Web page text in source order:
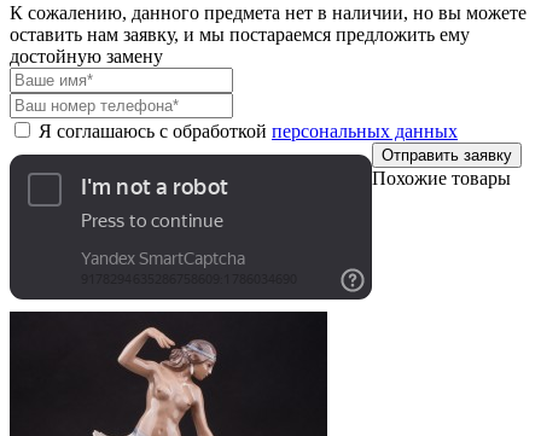
К сожалению, данного предмета нет в наличии, но вы можете
оставить нам заявку, и мы постараемся предложить ему
достойную замену
Я соглашаюсь с обработкой персональных данных
Отправить заявку
Похожие товары